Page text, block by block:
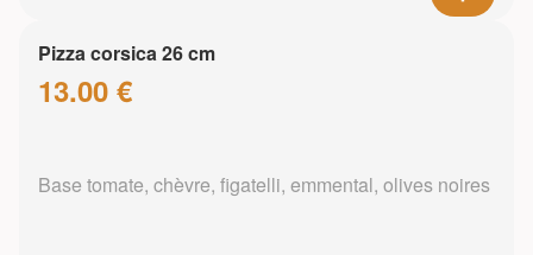
Pizza corsica 26 cm
13.00 €
Base tomate, chèvre, figatelli, emmental, olives noires